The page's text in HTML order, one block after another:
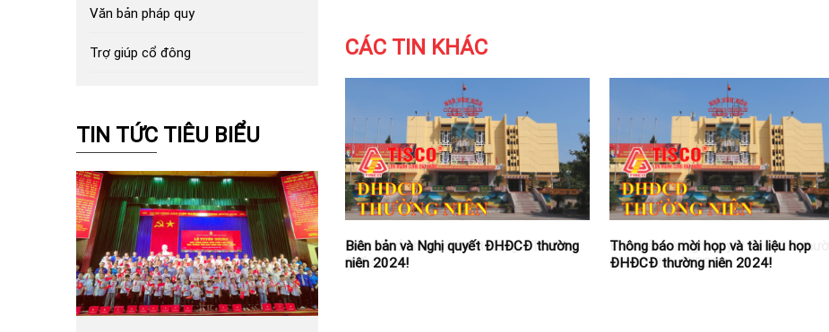
Văn bản pháp quy
Trợ giúp cổ đông
TIN TỨC TIÊU BIỂU
CÁC TIN KHÁC
Biên bản và Nghị quyết ĐHĐCĐ thường
niên 2024!
Thông báo mời họp và tài liệu họp
ĐHĐCĐ thường niên 2024!